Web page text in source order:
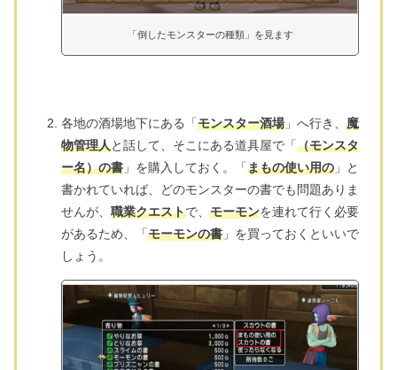
「倒したモンスターの種類」を見ます
各地の酒場地下にある「モンスター酒場」へ行き、 魔
物管理人と話して、そこにある道具屋で「（モンスタ
ー名）の書」を購入しておく。「まもの使い用の」と
書かれていれば、どのモンスターの書でも問題ありま
せんが、 職業クエストで、 モーモンを連れて行く必要
があるため、「モーモンの書」を買っておくといいで
しょう。